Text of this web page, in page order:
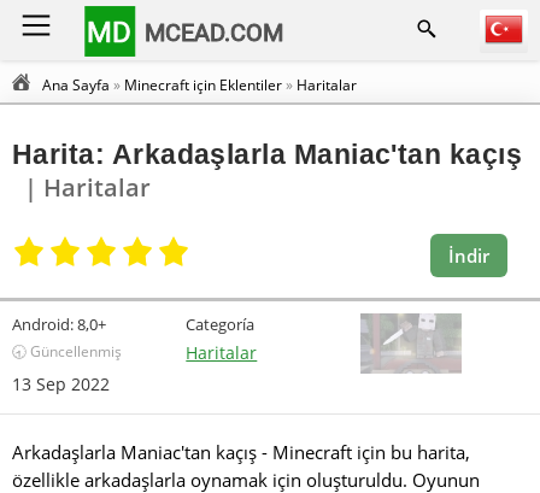
MD MCEAD.COM
Ana Sayfa » Minecraft için Eklentiler» Haritalar
Harita: Arkadaşlarla Maniac'tan kaçış
| Haritalar
İndir
Android:8,0+
🕣 Güncellenmiş
13 Sep 2022
Categoría
Haritalar
Arkadaşlarla Maniac'tan kaçış - Minecraft için bu harita,
özellikle arkadaşlarla oynamak için oluşturuldu. Oyunun